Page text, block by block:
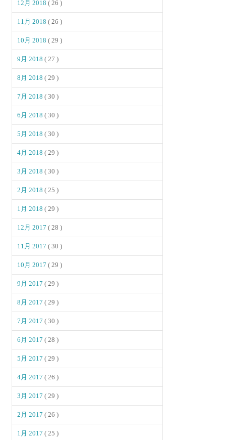
12月 2018( 26 )
11月 2018( 26 )
10月 2018( 29 )
9月 2018( 27 )
8月 2018( 29 )
7月 2018( 30 )
6月 2018( 30 )
5月 2018( 30 )
4月 2018( 29 )
3月 2018( 30 )
2月 2018( 25 )
1月 2018( 29 )
12月 2017( 28 )
11月 2017( 30 )
10月 2017( 29 )
9月 2017( 29 )
8月 2017( 29 )
7月 2017( 30 )
6月 2017( 28 )
5月 2017( 29 )
4月 2017( 26 )
3月 2017( 29 )
2月 2017( 26 )
1月 2017( 25 )